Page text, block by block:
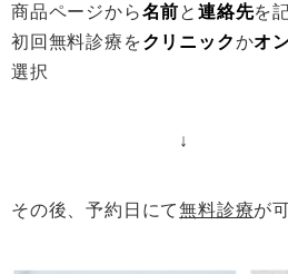
商品ページから名前と連絡先を
初回無料診療をクリニックかオ
選択
↓
その後、予約日にて無料診療が